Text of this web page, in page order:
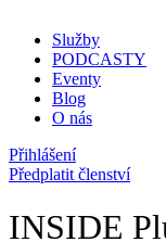
Služby
PODCASTY
Eventy
Blog
O nás
Přihlášení
Předplatit členství
INSIDE